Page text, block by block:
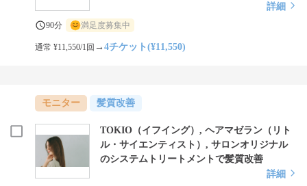
詳細
90分 満足度募集中
通常 ¥11,550/1回 →4チケット(¥11,550)
モニター 髪質改善
TOKIO（イフイング）, ヘアマゼラン（リト
ル・サイエンティスト）, サロンオリジナル
のシステムトリートメントで髪質改善
詳細